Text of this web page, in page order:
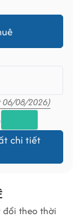
08/2026)
chi tiết
đổi theo thời